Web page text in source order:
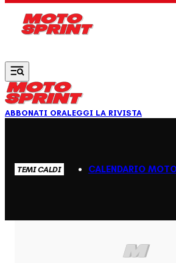
ABBONATI ORALEGGI LA RIVISTA
TEMI CALDI CALENDARIO